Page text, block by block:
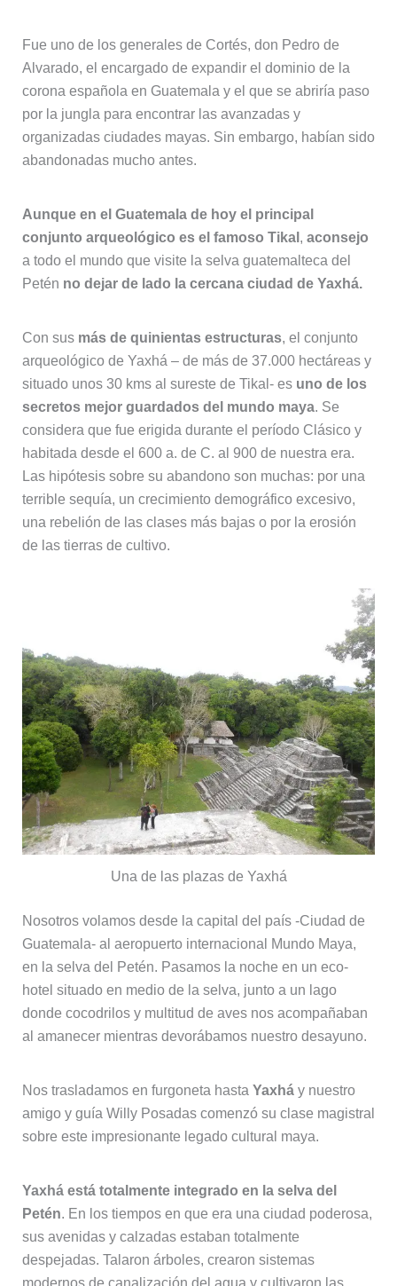
Fue uno de los generales de Cortés, don Pedro de
Alvarado, el encargado de expandir el dominio de la
corona española en Guatemala y el que se abriría paso
por la jungla para encontrar las avanzadas y
organizadas ciudades mayas. Sin embargo, habían sido
abandonadas mucho antes.
Aunque en el Guatemala de hoy el principal
conjunto arqueológico es el famoso Tikal , aconsejo
a todo el mundo que visite la selva guatemalteca del
Petén no dejar de lado la cercana ciudad de Yaxhá.
Con sus más de quinientas estructuras, el conjunto
arqueológico de Yaxhá – de más de 37.000 hectáreas y
situado unos 30 kms al sureste de Tikal- es uno de los
secretos mejor guardados del mundo maya. Se
considera que fue erigida durante el período Clásico y
habitada desde el 600 a. de C. al 900 de nuestra era.
Las hipótesis sobre su abandono son muchas: por una
terrible sequía, un crecimiento demográfico excesivo,
una rebelión de las clases más bajas o por la erosión
de las tierras de cultivo.
Una de las plazas de Yaxhá
Nosotros volamos desde la capital del país -Ciudad de
Guatemala- al aeropuerto internacional Mundo Maya,
en la selva del Petén. Pasamos la noche en un eco-
hotel situado en medio de la selva, junto a un lago
donde cocodrilos y multitud de aves nos acompañaban
al amanecer mientras devorábamos nuestro desayuno.
Nos trasladamos en furgoneta hasta Yaxháy nuestro
amigo y guía Willy Posadas comenzó su clase magistral
sobre este impresionante legado cultural maya.
Yaxhá está totalmente integrado en la selva del
Petén. En los tiempos en que era una ciudad poderosa,
sus avenidas y calzadas estaban totalmente
despejadas. Talaron árboles, crearon sistemas